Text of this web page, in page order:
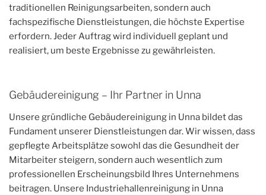
traditionellen Reinigungsarbeiten, sondern auch
fachspezifische Dienstleistungen, die höchste Expertise
erfordern. Jeder Auftrag wird individuell geplant und
realisiert, um beste Ergebnisse zu gewährleisten.
Gebäudereinigung – Ihr Partner in Unna
Unsere gründliche Gebäudereinigung in Unna bildet das
Fundament unserer Dienstleistungen dar. Wir wissen, dass
gepflegte Arbeitsplätze sowohl das die Gesundheit der
Mitarbeiter steigern, sondern auch wesentlich zum
professionellen Erscheinungsbild Ihres Unternehmens
beitragen. Unsere Industriehallenreinigung in Unna